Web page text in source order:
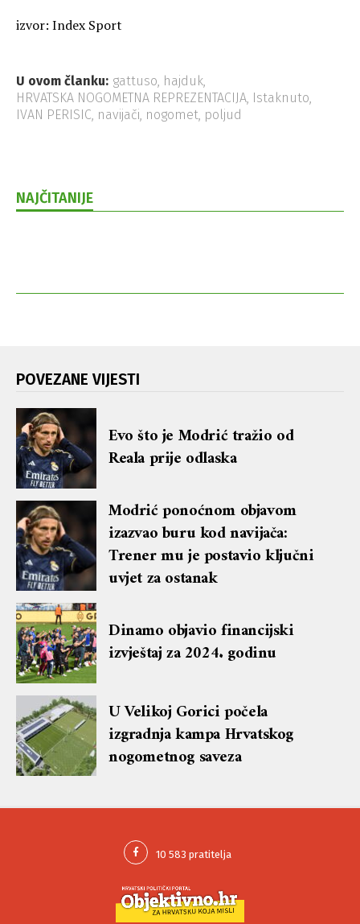
izvor: Index Sport
U ovom članku: gattuso, hajduk,
HRVATSKA NOGOMETNA REPREZENTACIJA, Istaknuto,
IVAN PERISIC, navijači, nogomet, poljud
NAJČITANIJE
POVEZANE VIJESTI
Evo što je Modrić tražio od
Reala prije odlaska
Modrić ponoćnom objavom
izazvao buru kod navijača:
Trener mu je postavio ključni
uvjet za ostanak
Dinamo objavio financijski
izvještaj za 2024. godinu
U Velikoj Gorici počela
izgradnja kampa Hrvatskog
nogometnog saveza